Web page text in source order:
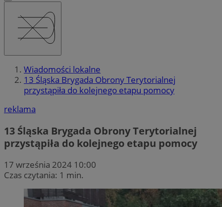
Wiadomości lokalne
13 Śląska Brygada Obrony Terytorialnej
przystąpiła do kolejnego etapu pomocy
reklama
13 Śląska Brygada Obrony Terytorialnej
przystąpiła do kolejnego etapu pomocy
17 września 2024 10:00
Czas czytania: 1 min.